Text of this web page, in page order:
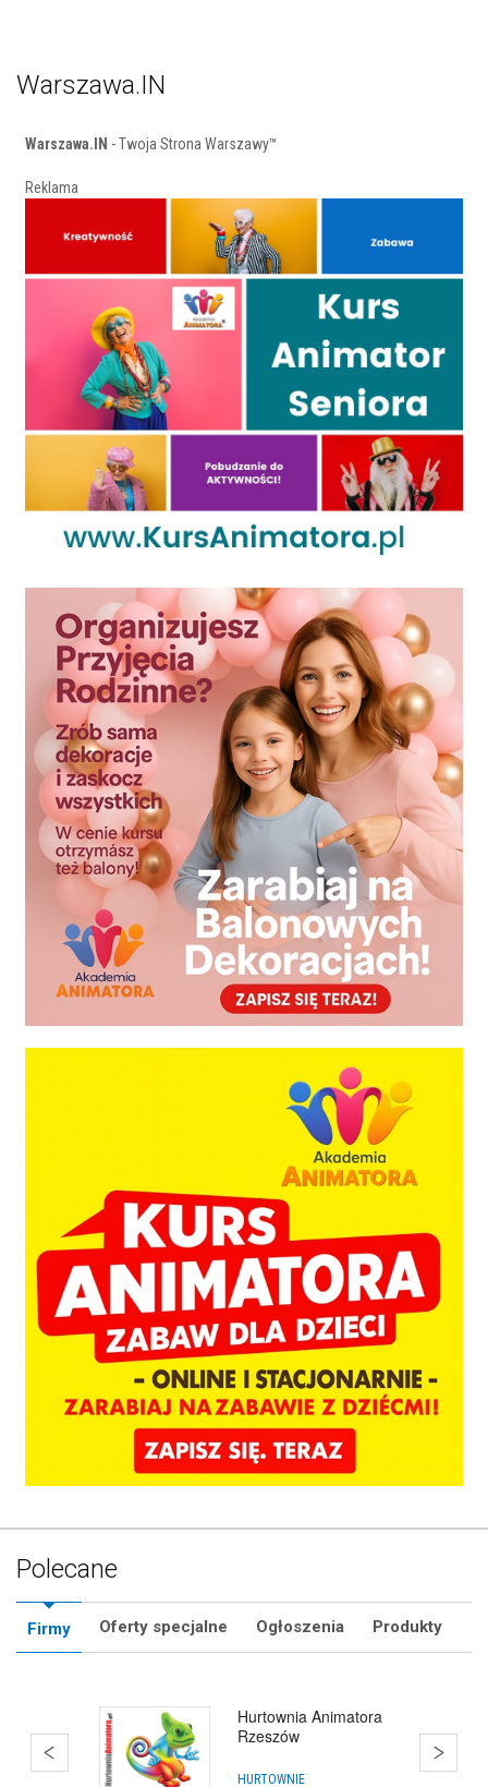
Warszawa.IN
Warszawa.IN - Twoja Strona Warszawy™
Reklama
Polecane
Firmy Oferty specjalne Ogłoszenia Produkty
Hurtownia Balonów
HURTOWNIE